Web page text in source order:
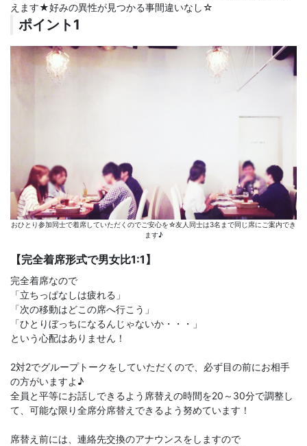
えます★好みの異性が見つかる事間違いなし☆
ポイント1
おひとり参加同士で着席していただくのでご安心を☆友人同士は3名まで同じ席にご案内でき
ます♪
【完全着席形式で男女比1:1】
完全着席なので
「立ちっぱなしは疲れる」
「次の移動はどこの席へ行こう」
「ひとりぼっちになるんじゃないか・・・」
という心配はありません！
2対2でグループトークをしていただくので、必ず目の前にお相手
の方がいますよ♪
全員と平等にお話しできるよう席替えの時間を20～30分で調整し
て、可能な限り全席分席替えできるよう努めています！
席替え前には、連絡先交換のアナウンスをしますので